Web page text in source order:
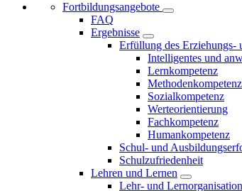
Fortbildungsangebote
FAQ
Ergebnisse
Erfüllung des Erziehungs-
Intelligentes und
Lernkompetenz
Methodenkompetenz
Sozialkompetenz
Werteorientierung
Fachkompetenz
Humankompetenz
Schul- und
Schulzufriedenheit
Lehren und Lernen
Lehr- und Lernorganisation